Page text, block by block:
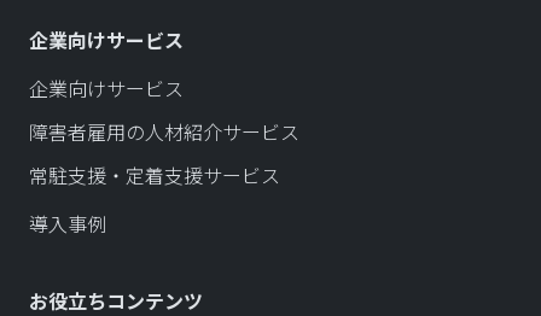
企業向けサービス
企業向けサービス
障害者雇用の人材紹介サービス
常駐支援・定着支援サービス
導入事例
お役立ちコンテンツ